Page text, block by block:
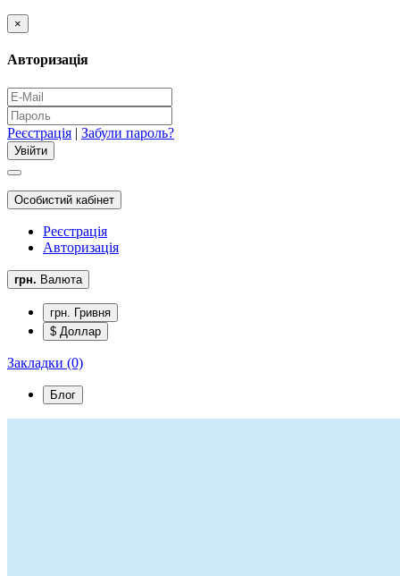
×
Авторизація
Реєстрація | Забули пароль?
Особистий кабінет
Реєстрація
Авторизація
грн. Валюта
грн. Гривня
$ Доллар
Закладки (0)
Блог